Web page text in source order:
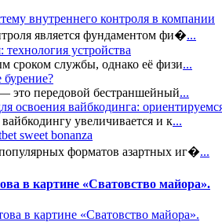
внутреннего контроля в компании
является фундаментом фи�...
устройства
сроком службы, однако её физи...
бурение?
это передовой бестраншейный...
освоения вайбкодинга:
увеличивается и к...
sweet bonanza
форматов азартных иг�...
в картине «Сватовство майора».